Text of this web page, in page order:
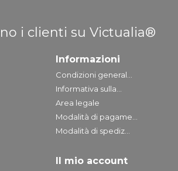
i clienti su Victualia®
Informazioni
Condizioni general...
Informativa sulla...
Area legale
Modalità di pagame...
Modalità di spediz...
Il mio account